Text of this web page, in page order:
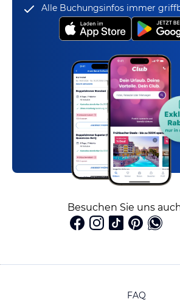
Alle Buchungsinfos immer
Besuchen Sie uns
FAQ